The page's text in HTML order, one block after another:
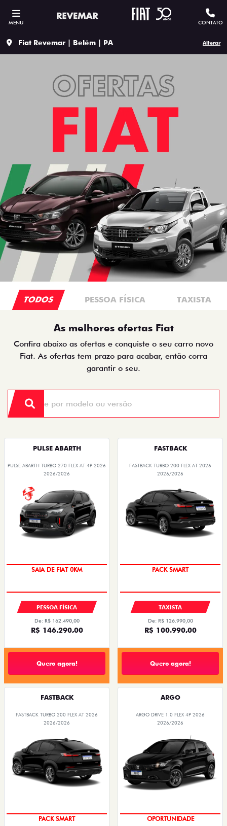
MENU CONTATO
Fiat Revemar | Belém | PA Alterar
TODOS PESSOA FÍSICA TAXISTA
As melhores ofertas Fiat
Confira abaixo as ofertas e conquiste o seu carro novo
Fiat. As ofertas tem prazo para acabar, então corra
garantir o seu.
PULSE ABARTH
PULSE ABARTH TURBO 270 FLEX AT 4P 2026
2026/2026
PESSOA FÍSICA
De: R$ 162.490,00
R$ 146.290,00
Quero agora!
FASTBACK
FASTBACK TURBO 200 FLEX AT 2026
2026/2026
PACK SMART
TAXISTA
De: R$ 126.990,00
R$ 100.990,00
Quero agora!
FASTBACK
FASTBACK TURBO 200 FLEX AT 2026
2026/2026
PACK SMART
ARGO
ARGO DRIVE 1.0 FLEX 4P 2026
2026/2026
OPORTUNIDADE